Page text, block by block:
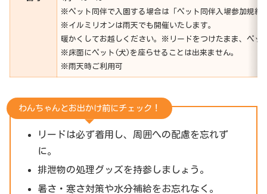
※ペット同伴で入園する場合は「ペット同伴入場参加規約
※イルミリオンは雨天でも開催いたします。
暖かくしてお越しください。※リードをつけたまま、ペッ
※床面にペット(犬)を座らせることは出来ません。
※雨天時ご利用可
わんちゃんとお出かけ前にチェック！
リードは必ず着用し、周囲への配慮を忘れず
に。
排泄物の処理グッズを持参しましょう。
暑さ・寒さ対策や水分補給をお忘れなく。